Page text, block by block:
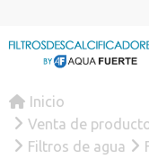
Inicio
Venta de
Filtros de agua